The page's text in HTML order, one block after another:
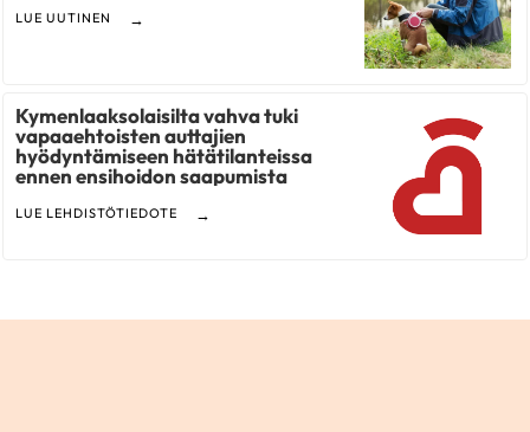
LUE UUTINEN
Kymenlaaksolaisilta vahva tuki
vapaaehtoisten auttajien
hyödyntämiseen hätätilanteissa
ennen ensihoidon saapumista
LUE LEHDISTÖTIEDOTE